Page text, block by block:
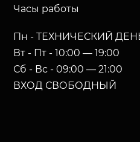
Часы работы
Пн - ТЕХНИЧЕСКИЙ
Вт - Пт - 10:00 — 19:00
Сб - Вс - 09:00 — 21:00
ВХОД СВОБОДНЫЙ